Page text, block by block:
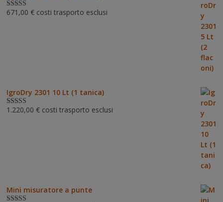
Valutato5.00
671,00 € costi trasporto esclusi
IgroDry 2301 10 Lt (1 tanica)
Valutato5.00
1.220,00 € costi trasporto esclusi
Mini misuratore a punte